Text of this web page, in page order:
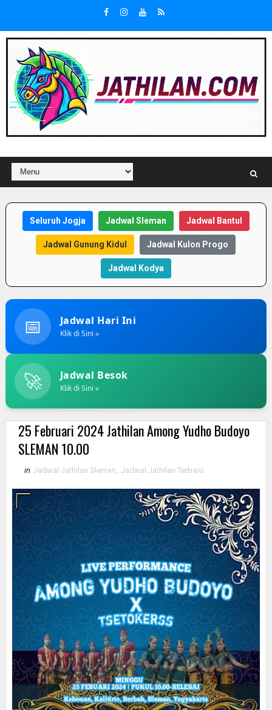
Seluruh Jogja Jadwal Sleman Jadwal Bantul
Jadwal Gunung Kidul Jadwal Kulon Progo
Jadwal Kodya
📅 Jadwal Hari Ini
Klik di Sini »
🚀 Jadwal Besok
Klik di Sini »
25 Februari 2024 Jathilan Among Yudho Budoyo
SLEMAN 10.00
in Jadwal Jathilan Sleman Jadwal Jathilan Terbaru